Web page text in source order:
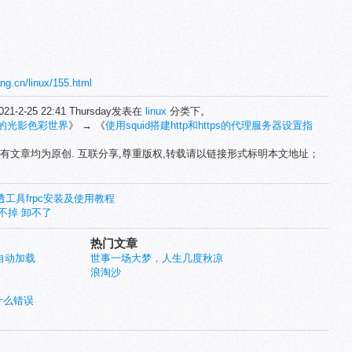
linux/155.html
2-25 22:41 Thursday发表在 linux 分类下。
光影色彩世界》 → 《使用squid搭建http和https的代理服务器设置指
文章均为原创. 互联分享,尊重版权,转载请以链接形式标明本文地址；
工具frpc安装及使用教程
掉 卸不了
热门文章
世事一场大梦，人生几度秋凉
浪淘沙
动加载
么错误